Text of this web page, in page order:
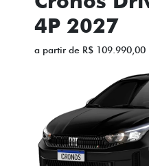
4P 2027
a partir de R$ 109.990,00